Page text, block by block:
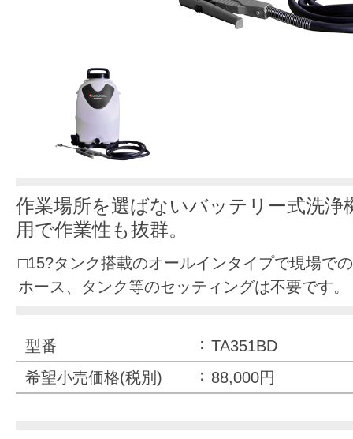
作業場所を選ばないバッテリー式洗浄
用で作業性も抜群。
□15?タンク搭載のオールインタイプで現場で
ホース、タンク等のセッティングは不要です。
型番
TA351BD
希望小売価格(税別)
88,000円